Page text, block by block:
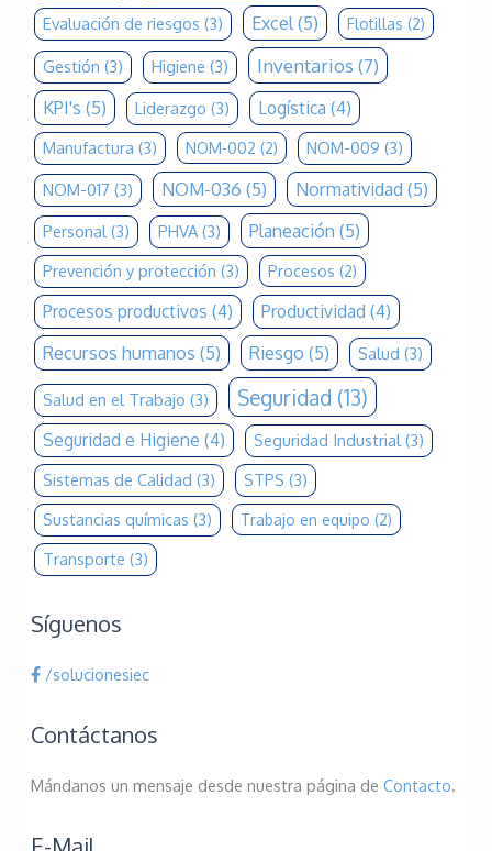
Evaluación de riesgos (3) Excel(5) Flotillas (2)
Gestión (3) Higiene (3) Inventarios (7)
KPI's (5) Liderazgo (3) Logística (4)
Manufactura (3) NOM-002 (2) NOM-009 (3)
NOM-017 (3) NOM-036 (5) Normatividad (5)
Personal(3) PHVA(3) Planeación (5)
Prevención y protección (3) Procesos (2)
Procesos productivos (4) Productividad (4)
Recursos humanos (5) Riesgo (5) Salud (3)
Salud en el Trabajo (3) Seguridad (13)
Seguridad e Higiene (4) Seguridad Industrial(3)
Sistemas de Calidad (3) STPS (3)
Sustancias químicas (3) Trabajo en equipo (2)
Transporte (3)
Síguenos
/solucionesiec
Contáctanos
Mándanos un mensaje desde nuestra página de Contacto.